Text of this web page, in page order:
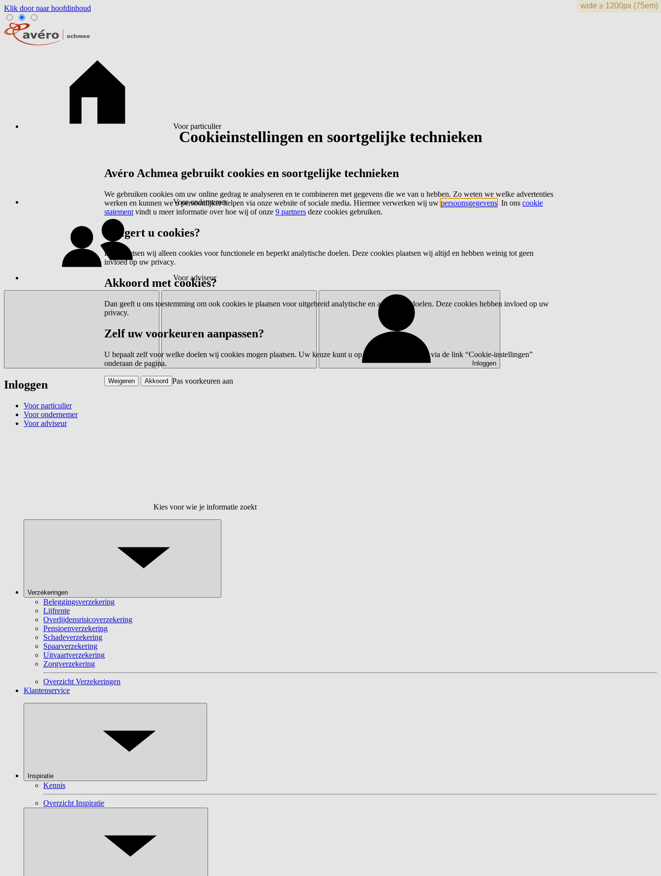
Klik door naar hoofdinhoud
Voor particulier
Voor ondernemer
Voor adviseur
Inloggen
Inloggen
Voor particulier
Voor ondernemer
Voor adviseur
Kies voor wie je informatie zoekt
Verzekeringen
Beleggingsverzekering
Lijfrente
Overlijdensrisicoverzekering
Pensioenverzekering
Schadeverzekering
Spaarverzekering
Uitvaartverzekering
Zorgverzekering
Overzicht Verzekeringen
Klantenservice
Inspiratie
Kennis
Overzicht Inspiratie
Cookieinstellingen en soortgelijke technieken
Avéro Achmea gebruikt cookies en soortgelijke technieken
We gebruiken cookies om uw online gedrag te analyseren en te combineren met gegevens die we van u hebben. Zo weten we welke advertenties
werken en kunnen we u persoonlijker helpen via onze website of sociale media. Hiermee verwerken wij uw persoonsgegevens . In ons cookie
statement vindt u meer informatie over hoe wij of onze 9 partners deze cookies gebruiken.
Weigert u cookies?
Dan plaatsen wij alleen cookies voor functionele en beperkt analytische doelen. Deze cookies plaatsen wij altijd en hebben weinig tot geen
invloed op uw privacy.
Akkoord met cookies?
Dan geeft u ons toestemming om ook cookies te plaatsen voor uitgebreid analytische en advertentiedoelen. Deze cookies hebben invloed op uw
privacy.
Zelf uw voorkeuren aanpassen?
U bepaalt zelf voor welke doelen wij cookies mogen plaatsen. Uw keuze kunt u op elk moment wijzigen via de link “Cookie-instellingen”
onderaan de pagina.
Pas voorkeuren aan
Weigeren Akkoord